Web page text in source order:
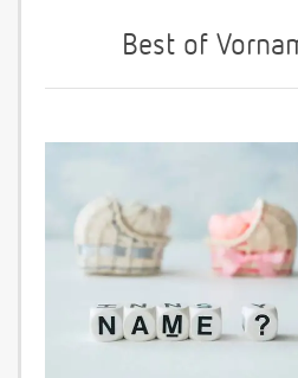
Best of